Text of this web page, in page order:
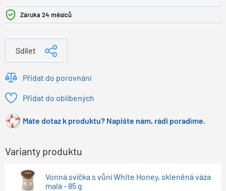
Záruka 24 měsíců
Sdílet
Přidat do porovnání
Přidat do oblíbených
Máte dotaz k produktu? Napište nám, rádi poradíme.
Varianty produktu
Vonná svíčka s vůní White Honey, skleněná váza
malá - 85 g